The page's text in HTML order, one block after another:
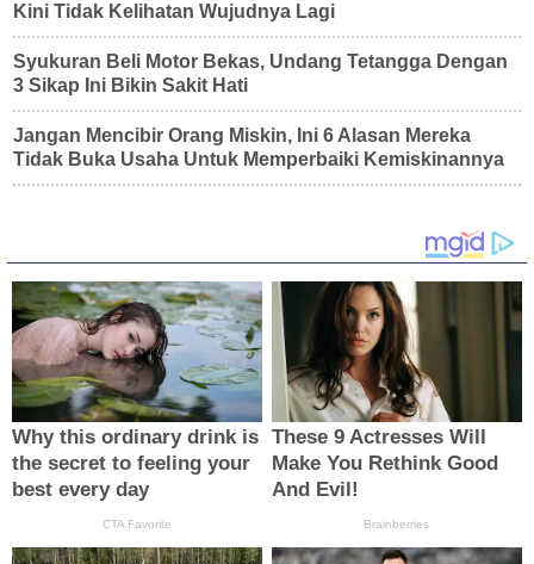
Kini Tidak Kelihatan Wujudnya Lagi
Syukuran Beli Motor Bekas, Undang Tetangga Dengan
3 Sikap Ini Bikin Sakit Hati
Jangan Mencibir Orang Miskin, Ini 6 Alasan Mereka
Tidak Buka Usaha Untuk Memperbaiki Kemiskinannya